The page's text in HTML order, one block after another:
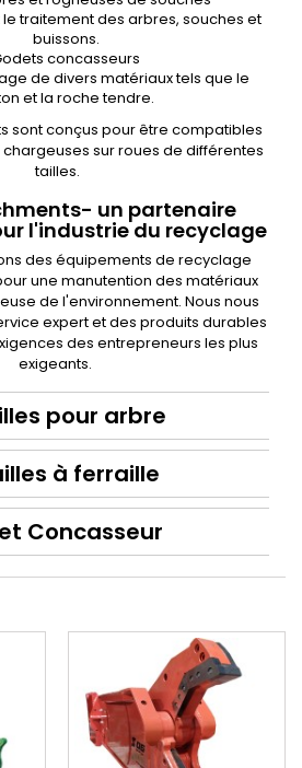
traitement des arbres, souches et
buissons.
concasseurs
de divers matériaux tels que le
et la roche tendre.
sont conçus pour être compatibles
sur roues de différentes
tailles.
un partenaire
l'industrie du recyclage
des équipements de recyclage
une manutention des matériaux
de l'environnement. Nous nous
expert et des produits durables
des entrepreneurs les plus
exigeants.
pour arbre
à ferraille
Concasseur